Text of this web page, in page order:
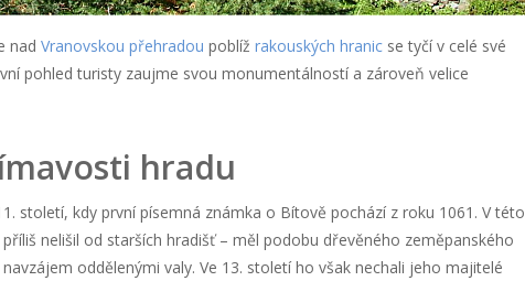
nad Vranovskou přehradou poblíž rakouských hranicse tyčí v celé své
pohled turisty zaujme svou monumentálností a zároveň velice
hradu
století, kdy první písemná známka o Bítově pochází z roku 1061. V této
nelišil od starších hradišť – měl podobu dřevěného zeměpanského
oddělenými valy. Ve 13. století ho však nechali jeho majitelé